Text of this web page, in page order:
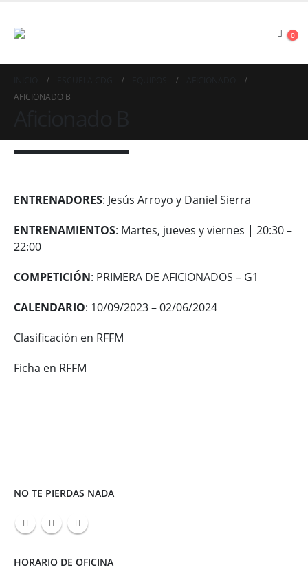
0
AFICIONADO B
ENTRENADORES: Jesús Arroyo y Daniel Sierra
ENTRENAMIENTOS: Martes, jueves y viernes | 20:30 –
22:00
COMPETICIÓN: PRIMERA DE AFICIONADOS – G1
CALENDARIO: 10/09/2023 – 02/06/2024
Clasificación en RFFM
Ficha en RFFM
NO TE PIERDAS NADA
HORARIO DE OFICINA